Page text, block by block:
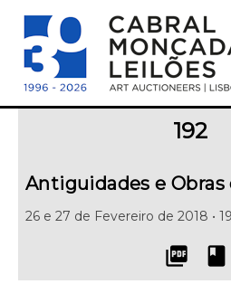
192
Antiguidades e Obras
26 e 27 de Fevereiro de 2018 •
picture_as_pdf book